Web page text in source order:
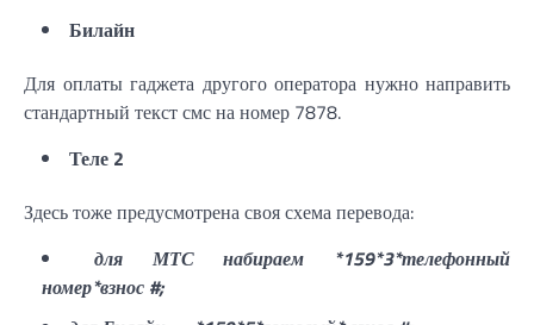
Билайн
Для оплаты гаджета другого оператора нужно направить
стандартный текст смс на номер 7878.
Теле 2
Здесь тоже предусмотрена своя схема перевода:
для МТС набираем *159*3*телефонный
номер*взнос #;